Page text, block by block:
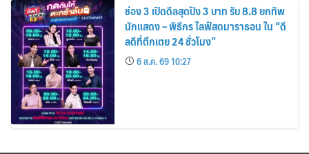
ช่อง 3 เปิดดีลสุดปัง 3 บาท รับ 8.8 ยกทัพ
นักแสดง – พิธีกร ไลฟ์สดมาราธอน ใน “ดี
ลดีที่ตึกเตย 24 ชั่วโมง”
6 ส.ค. 69 10:27